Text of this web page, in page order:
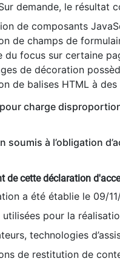
demande, le résultat
de composants
de champs de
du focus sur certaine
de décoration
de balises HTML à
charge
soumis à l’obligation
de cette déclaration
a été établie le 09/
utilisées pour la
technologies
de restitution de